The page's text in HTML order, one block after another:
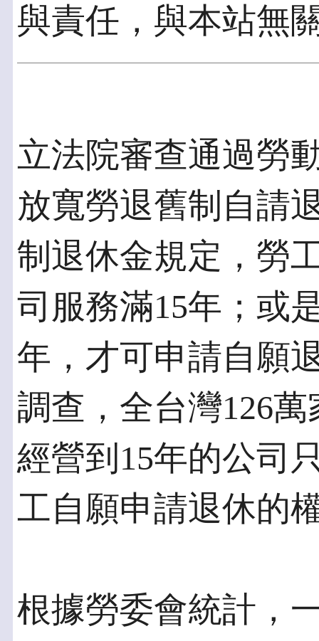
與責任，與本站無
立法院審查通過勞
放寬勞退舊制自請
制退休金規定，勞
司服務滿15年；或
年，才可申請自願
調查，全台灣126
經營到15年的公司
工自願申請退休的
根據勞委會統計，